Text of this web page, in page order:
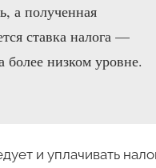
а полученная
ставка налога —
более низком уровне.
и уплачивать